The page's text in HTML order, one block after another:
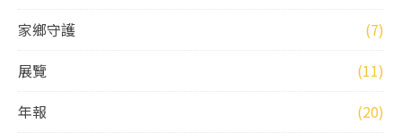
家鄉守護
(7)
展覽
(11)
年報
(20)